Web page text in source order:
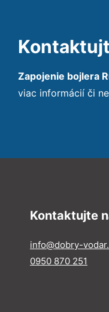
Zapojenie bojlera
viac informácií či
Kontaktujte
info@dobry-
0950 870 251